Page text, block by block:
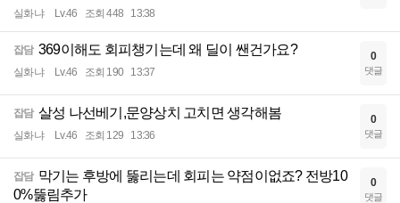
실화냐 Lv.46 조회 448 13:38
잡담 369이해도 회피챙기는데 왜 딜이 쌘건가요?
실화냐 Lv.46 조회 190 13:37
0
댓글
잡담 살성 나선베기,문양상치 고치면 생각해봄
실화냐 Lv.46 조회 129 13:36
0
댓글
잡담 막기는 후방에 뚫리는데 회피는 약점이없죠? 전방10
0%뚫림추가
0
댓글